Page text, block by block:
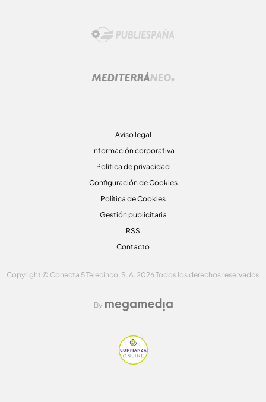
Aviso legal
Información corporativa
Politica de privacidad
Configuración de Cookies
Política de Cookies
Gestión publicitaria
RSS
Contacto
Copyright © Conecta 5 Telecinco, S. A. 2026 Todos los derechos reservados
By